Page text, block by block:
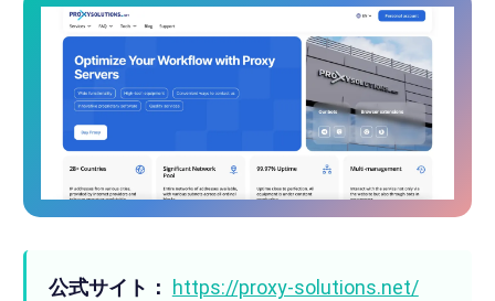
公式サイト： https://proxy-solutions.net/